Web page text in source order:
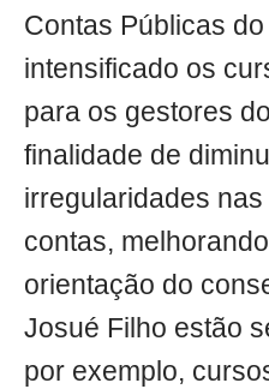
Contas Públicas
intensificado os
para os gestores
finalidade de
irregularidades
contas,
orientação do
Josué Filho estão
por exemplo,